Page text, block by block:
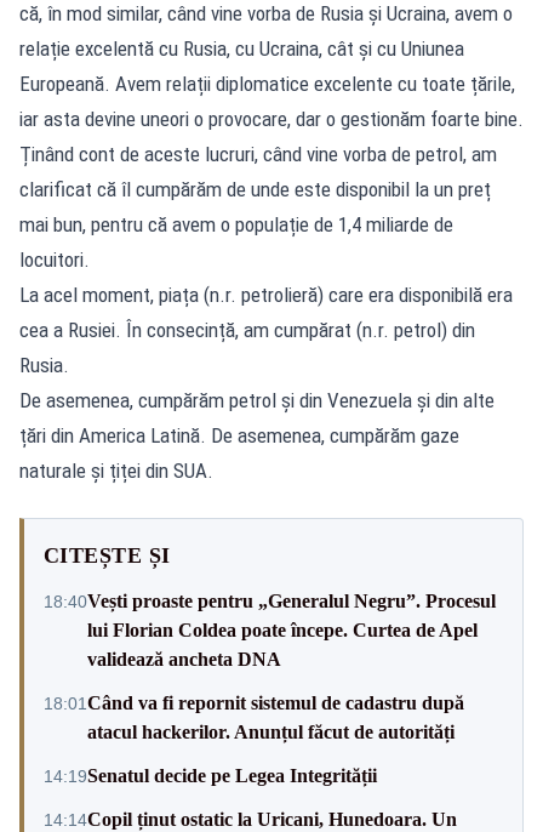
că, în mod similar, când vine vorba de Rusia și Ucraina, avem o
relație excelentă cu Rusia, cu Ucraina, cât și cu Uniunea
Europeană. Avem relații diplomatice excelente cu toate țările,
iar asta devine uneori o provocare, dar o gestionăm foarte bine.
Ținând cont de aceste lucruri, când vine vorba de petrol, am
clarificat că îl cumpărăm de unde este disponibil la un preț
mai bun, pentru că avem o populație de 1,4 miliarde de
locuitori.
La acel moment, piața (n.r. petrolieră) care era disponibilă era
cea a Rusiei. În consecință, am cumpărat (n.r. petrol) din
Rusia.
De asemenea, cumpărăm petrol și din Venezuela și din alte
țări din America Latină. De asemenea, cumpărăm gaze
naturale și țiței din SUA.
CITEȘTE ȘI
18:40Vești proaste pentru „Generalul Negru”. Procesul
lui Florian Coldea poate începe. Curtea de Apel
validează ancheta DNA
18:01Când va fi repornit sistemul de cadastru după
atacul hackerilor. Anunțul făcut de autorități
14:19Senatul decide pe Legea Integrității
14:14Copil ținut ostatic la Uricani, Hunedoara. Un